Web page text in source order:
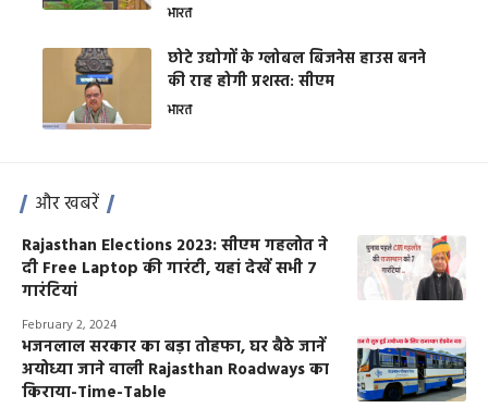
भारत
छोटे उद्योगों के ग्लोबल बिजनेस हाउस बनने
की राह होगी प्रशस्त: सीएम
भारत
और खबरें
Rajasthan Elections 2023: सीएम गहलोत ने
दी Free Laptop की गारंटी, यहां देखें सभी 7
गारंटियां
February 2, 2024
भजनलाल सरकार का बड़ा तोहफा, घर बैठे जानें
अयोध्या जाने वाली Rajasthan Roadways का
किराया-Time-Table